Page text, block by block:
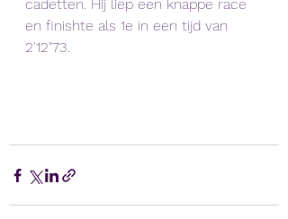
cadetten. Hij liep een knappe race
en finishte als 1e in een tijd van
2'12"73.